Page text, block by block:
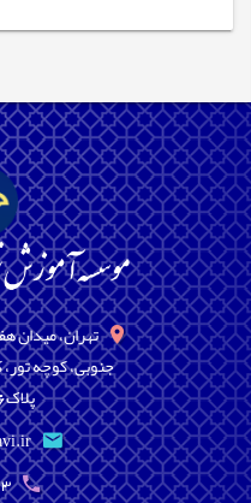
تهران، میدان
جنوبی، کوچه
پلاک6، طبقه دوم